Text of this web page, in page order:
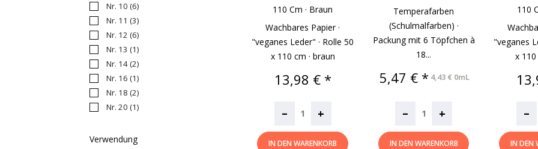
Nr. 10(6)
Nr. 11(3)
Nr. 12(6)
Nr. 13(1)
Nr. 14(2)
Nr. 16(1)
Nr. 18(2)
Nr. 20(1)
Verwendung
110 Cm · Braun
Wachbares Papier ·
"veganes Leder" · Rolle 50
x 110 cm · braun
Preis
13,98 € *
– +
IN DEN WARENKORB
Temperafarben
(Schulmalfarben) ·
Packung mit 6 Töpfchen à
18...
Preis
5,47 € * 4,43 € 0mL
– +
IN DEN WARENKORB
110
"veganes
x 110
–
IN DEN